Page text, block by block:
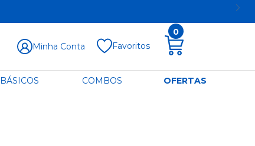
Minha Conta Favoritos
0
BÁSICOS COMBOS OFERTAS